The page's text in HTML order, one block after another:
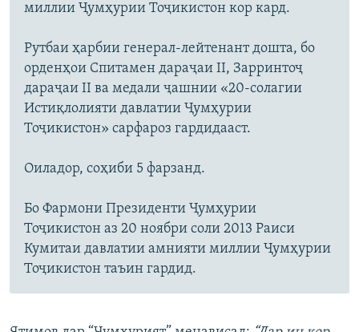
миллии Ҷумҳурии Тоҷикистон кор кард.
Рутбаи ҳарбии генерал-лейтенант дошта, бо
орденҳои Спитамен дараҷаи II, Зарринтоҷ
дараҷаи II ва медали ҷашнии «20-солагии
Истиқлолияти давлатии Ҷумҳурии
Тоҷикистон» сарфароз гардидааст.
Оиладор, соҳиби 5 фарзанд.
Бо Фармони Президенти Ҷумҳурии
Тоҷикистон аз 20 ноябри соли 2013 Раиси
Кумитаи давлатии амнияти миллии Ҷумҳурии
Тоҷикистон таъин гардид.